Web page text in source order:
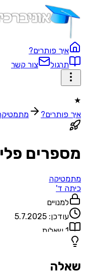
איך פותרים?
תרגול
צור קשר
★
איך פותרים?
מספרים
מתמטיקה
כיתה ד'
למנויים
עודכן: 5.7.2025
1 שאלות
שאלה